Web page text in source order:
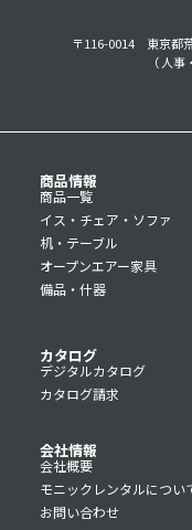
〒116-0014 東京都
（ 人
商品情報
商品一覧
イス・チェア・ソファ
机・テーブル
オープンエアー家具
備品・什器
カタログ
デジタルカタログ
カタログ請求
会社情報
会社概要
モニックレンタルについ
お問い合わせ